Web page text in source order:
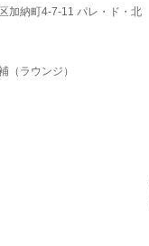
加納町4-7-11 パレ・ド・北
（ラウンジ）